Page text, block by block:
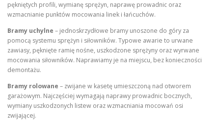
pękniętych profili, wymianę sprężyn, naprawę prowadnic oraz
wzmacnianie punktów mocowania linek i łańcuchów.
Bramy uchylne – jednoskrzydłowe bramy unoszone do góry za
pomocą systemu sprężyn i siłowników. Typowe awarie to urwane
zawiasy, pęknięte ramię nośne, uszkodzone sprężyny oraz wyrwane
mocowania siłowników. Naprawiamy je na miejscu, bez konieczności
demontażu.
Bramy rolowane – zwijane w kasetę umieszczoną nad otworem
garażowym. Najczęściej wymagają naprawy prowadnic bocznych,
wymiany uszkodzonych listew oraz wzmacniania mocowań osi
zwijającej.